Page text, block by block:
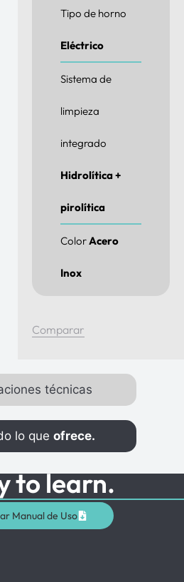
Tipo de horno
Eléctrico
Sistema de
limpieza
integrado
Hidrolítica +
pirolítica
ColorAcero
Inox
Comparar
técnicas
lo queofrece.
to learn.
Manual de Uso